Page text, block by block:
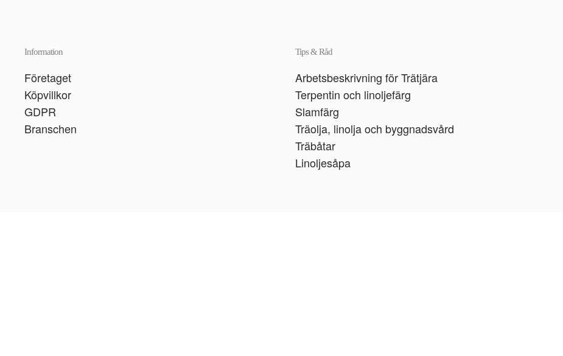
Information
Företaget
Köpvillkor
GDPR
Branschen
Tips & Råd
Arbetsbeskrivning för Trätjära
Terpentin och linoljefärg
Slamfärg
Träolja, linolja och byggnadsvård
Träbåtar
Linoljesåpa